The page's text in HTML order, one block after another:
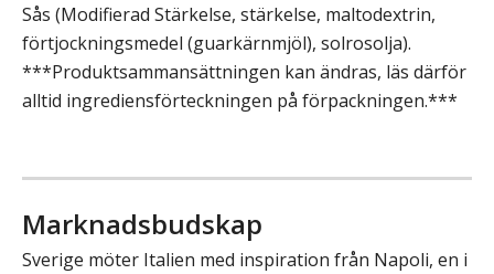
Sås (Modifierad Stärkelse, stärkelse, maltodextrin,
förtjockningsmedel (guarkärnmjöl), solrosolja).
***Produktsammansättningen kan ändras, läs därför
alltid ingrediensförteckningen på förpackningen.***
Marknadsbudskap
Sverige möter Italien med inspiration från Napoli, en i